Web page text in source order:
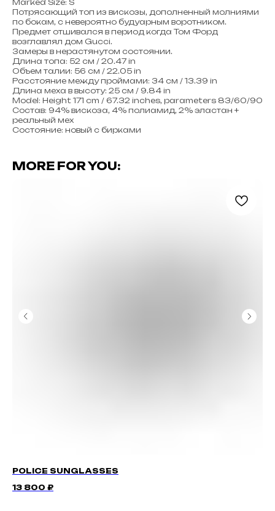
Marked Size: S
Потрясающий топ из вискозы, дополненный молниями
по бокам, с невероятно будуарным воротником.
Предмет отшивался в период когда Том Форд
возглавлял дом Gucci.
Замеры в нерастянутом состоянии.
Длина топа: 52 см / 20.47 in
Объем талии: 56 см / 22.05 in
Расстояние между проймами: 34 см / 13.39 in
Длина меха в высоту: 25 см / 9.84 in
Model: Height 171 cm / 67.32 inches, parameters 83/60/90
Состав: 94% вискоза, 4% полиамид, 2% эластан +
реальный мех
Состояние: новый с бирками
MORE FOR YOU:
POLICE SUNGLASSES
13 800 ₽